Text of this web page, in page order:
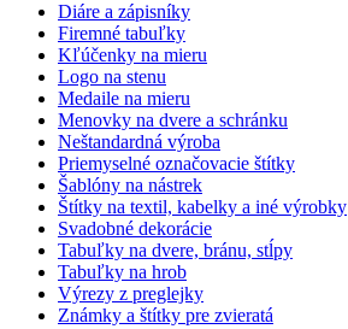
Diáre a zápisníky
Firemné tabuľky
Kľúčenky na mieru
Logo na stenu
Medaile na mieru
Menovky na dvere a schránku
Neštandardná výroba
Priemyselné označovacie štítky
Šablóny na nástrek
Štítky na textil, kabelky a iné výrobky
Svadobné dekorácie
Tabuľky na dvere, bránu, stĺpy
Tabuľky na hrob
Výrezy z preglejky
Známky a štítky pre zvieratá